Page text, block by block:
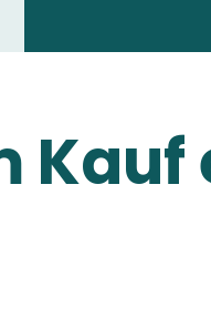
Kauf